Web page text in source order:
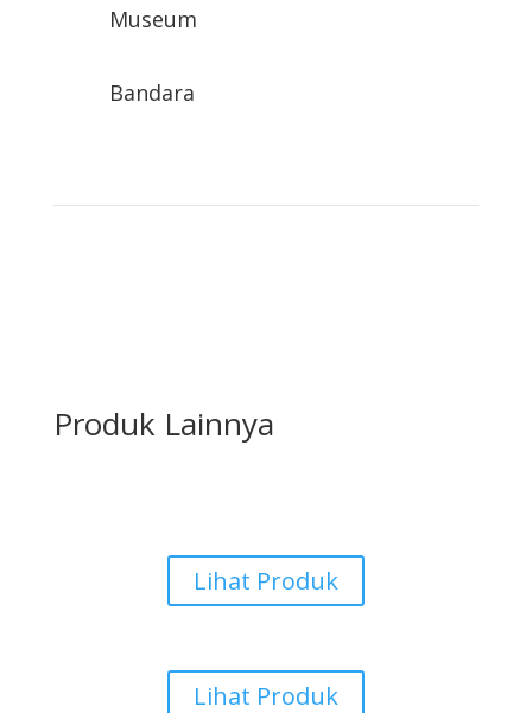
Museum
Bandara
Produk Lainnya
Lihat Produk
Lihat Produk